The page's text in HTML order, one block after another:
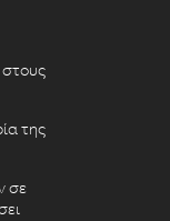
της
σε